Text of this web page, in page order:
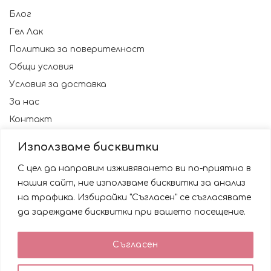
Използваме бисквитки
С цел да направим изживяването ви по-приятно в
нашия сайт, ние използваме бисквитки за анализ
на трафика. Избирайки "Съгласен" се съгласявате
да зареждаме бисквитки при вашето посещение.
Съгласен
Блог
Гел Лак
Политика за поверителност
Общи условия
Условия за доставка
За нас
Контакт
© 2023 NAILSBG. Всички права запазени
Използваме бисквитки за да подобрим вашата
работа със сайта. Като ползвате сайта Вие се
съгласявате с използването им.